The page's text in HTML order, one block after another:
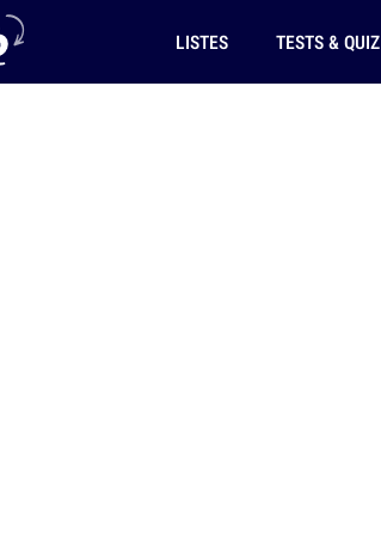
LISTES TESTS & QUIZ